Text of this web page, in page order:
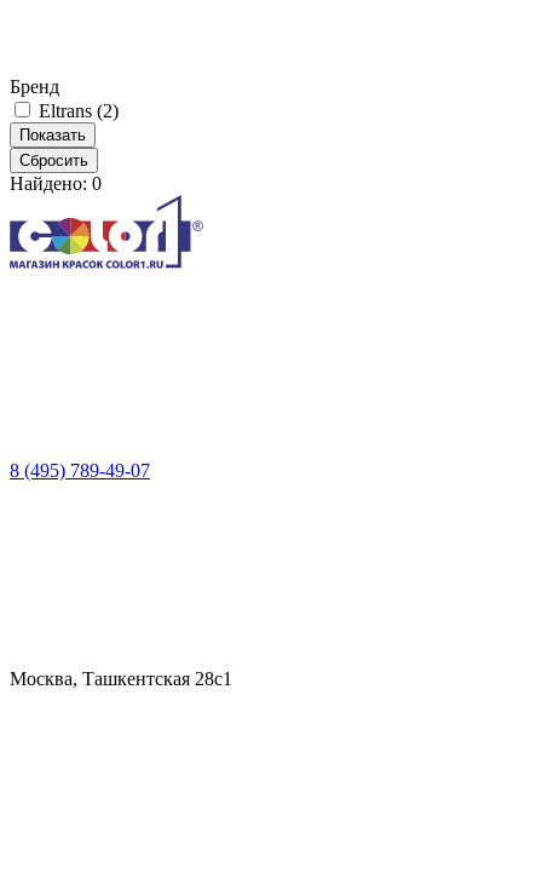
Бренд
Eltrans (2)
Найдено: 0
8 (495) 789-49-07
Москва, Ташкентская 28с1